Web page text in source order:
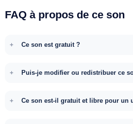
FAQ à propos de ce son
Ce son est gratuit ?
Puis-je modifier ou redistribuer ce
Ce son est-il gratuit et libre pour un